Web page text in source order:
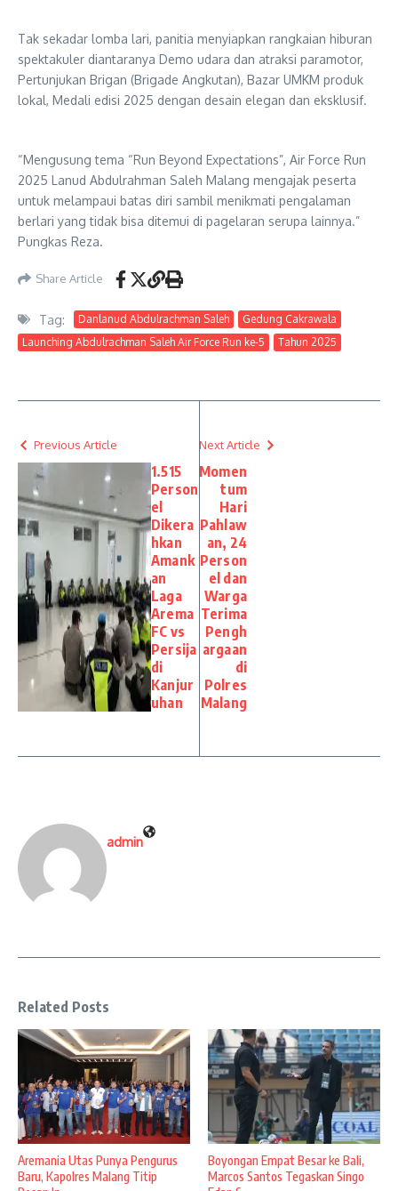
Tak sekadar lomba lari, panitia menyiapkan rangkaian hiburan
spektakuler diantaranya Demo udara dan atraksi paramotor,
Pertunjukan Brigan (Brigade Angkutan), Bazar UMKM produk
lokal, Medali edisi 2025 dengan desain elegan dan eksklusif.
“Mengusung tema “Run Beyond Expectations”, Air Force Run
2025 Lanud Abdulrahman Saleh Malang mengajak peserta
untuk melampaui batas diri sambil menikmati pengalaman
berlari yang tidak bisa ditemui di pagelaran serupa lainnya.”
Pungkas Reza.
Share Article
Tag: Danlanud Abdulrachman Saleh
Gedung Cakrawala
Launching Abdulrachman Saleh Air Force Run ke-5
Tahun 2025
Previous Article
1.515
Person
el
Dikera
hkan
Amank
an
Laga
Arema
FC vs
Persija
di
Kanjur
uhan
Next Article
Momen
tum
Hari
Pahlaw
an, 24
Person
el dan
Warga
Terima
Pengh
argaan
di
Polres
Malang
admin
Related Posts
Aremania Utas Punya Pengurus
Baru, Kapolres Malang Titip
Boyongan Empat Besar ke Bali,
Marcos Santos Tegaskan Singo